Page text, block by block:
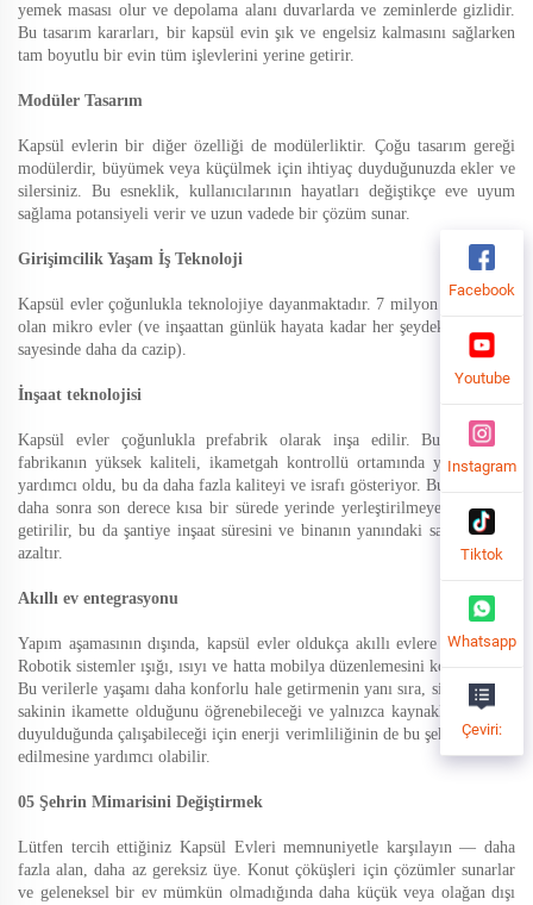
yemek masası olur ve depolama alanı duvarlarda ve zeminlerde gizlidir.
Bu tasarım kararları, bir kapsül evin şık ve engelsiz kalmasını sağlarken
tam boyutlu bir evin tüm işlevlerini yerine getirir.
Modüler Tasarım
Kapsül evlerin bir diğer özelliği de modülerliktir. Çoğu tasarım gereği
modülerdir, büyümek veya küçülmek için ihtiyaç duyduğunuzda ekler ve
silersiniz. Bu esneklik, kullanıcılarının hayatları değiştikçe eve uyum
sağlama potansiyeli verir ve uzun vadede bir çözüm sunar.
Girişimcilik Yaşam İş Teknoloji
Kapsül evler çoğunlukla teknolojiye dayanmaktadır. 7 milyon dolara mal
olan mikro evler (ve inşaattan günlük hayata kadar her şeydeki teknoloji
sayesinde daha da cazip).
İnşaat teknolojisi
Kapsül evler çoğunlukla prefabrik olarak inşa edilir. Bu, parçaları
fabrikanın yüksek kaliteli, ikametgah kontrollü ortamında yapmalarına
yardımcı oldu, bu da daha fazla kaliteyi ve israfı gösteriyor. Bu elemanlar
daha sonra son derece kısa bir sürede yerinde yerleştirilmeye hazır hale
getirilir, bu da şantiye inşaat süresini ve binanın yanındaki saldırıyı bile
azaltır.
Akıllı ev entegrasyonu
Yapım aşamasının dışında, kapsül evler oldukça akıllı evlere entegredir.
Robotik sistemler ışığı, ısıyı ve hatta mobilya düzenlemesini kontrol eder.
Bu verilerle yaşamı daha konforlu hale getirmenin yanı sıra, sistemler bir
sakinin ikamette olduğunu öğrenebileceği ve yalnızca kaynaklara ihtiyaç
duyulduğunda çalışabileceği için enerji verimliliğinin de bu şekilde teşvik
edilmesine yardımcı olabilir.
05 Şehrin Mimarisini Değiştirmek
Lütfen tercih ettiğiniz Kapsül Evleri memnuniyetle karşılayın — daha
fazla alan, daha az gereksiz üye. Konut çöküşleri için çözümler sunarlar
ve geleneksel bir ev mümkün olmadığında daha küçük veya olağan dışı
Facebook
Youtube
Instagram
Tiktok
Whatsapp
Çeviri: